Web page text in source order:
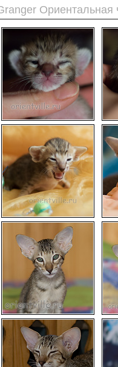
Ориентальная